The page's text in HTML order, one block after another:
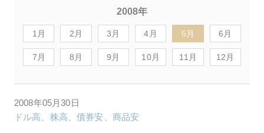
2008年
1月 2月 3月 4月 5月 6月
7月 8月 9月 10月 11月 12月
2008年05月30日
ドル高、株高、債券安、商品安